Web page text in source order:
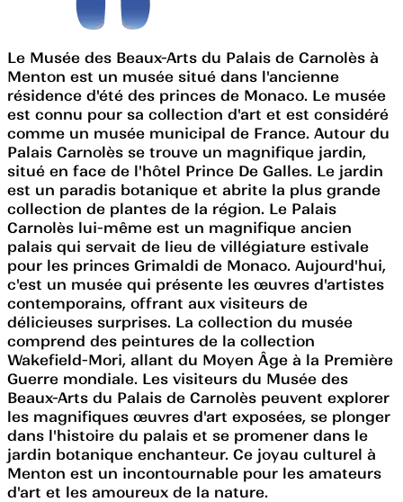
Le Musée des Beaux-Arts du Palais de Carnolès à
Menton est un musée situé dans l'ancienne
résidence d'été des princes de Monaco. Le musée
est connu pour sa collection d'art et est considéré
comme un musée municipal de France. Autour du
Palais Carnolès se trouve un magnifique jardin,
situé en face de l'hôtel Prince De Galles. Le jardin
est un paradis botanique et abrite la plus grande
collection de plantes de la région. Le Palais
Carnolès lui-même est un magnifique ancien
palais qui servait de lieu de villégiature estivale
pour les princes Grimaldi de Monaco. Aujourd'hui,
c'est un musée qui présente les œuvres d'artistes
contemporains, offrant aux visiteurs de
délicieuses surprises. La collection du musée
comprend des peintures de la collection
Wakefield-Mori, allant du Moyen Âge à la Première
Guerre mondiale. Les visiteurs du Musée des
Beaux-Arts du Palais de Carnolès peuvent explorer
les magnifiques œuvres d'art exposées, se plonger
dans l'histoire du palais et se promener dans le
jardin botanique enchanteur. Ce joyau culturel à
Menton est un incontournable pour les amateurs
d'art et les amoureux de la nature.